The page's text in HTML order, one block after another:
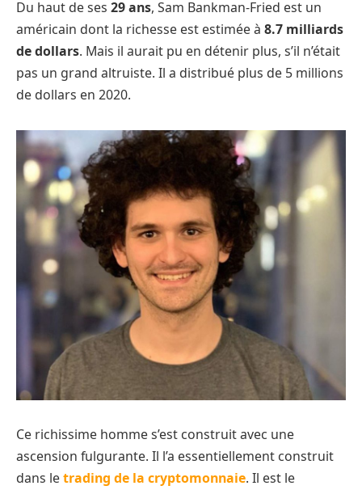
Du haut de ses 29 ans, Sam Bankman-Fried est un
américain dont la richesse est estimée à 8.7 milliards
de dollars. Mais il aurait pu en détenir plus, s’il n’était
pas un grand altruiste. Il a distribué plus de 5 millions
de dollars en 2020.
Ce richissime homme s’est construit avec une
ascension fulgurante. Il l’a essentiellement construit
dans letrading de la cryptomonnaie. Il est le